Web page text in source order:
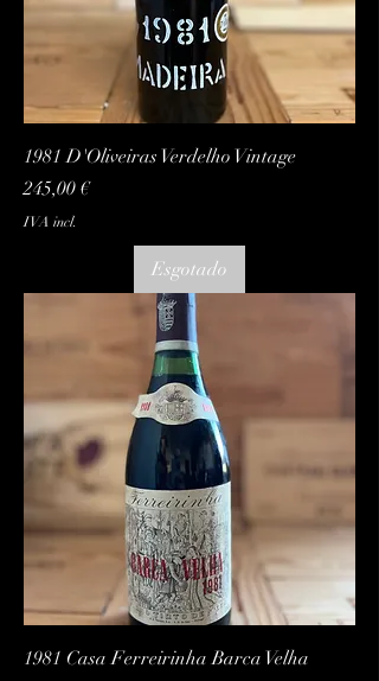
1981 D'Oliveiras Verdelho Vintage
Preço
245,00 €
IVA incl.
Esgotado
1981 Casa Ferreirinha Barca Velha